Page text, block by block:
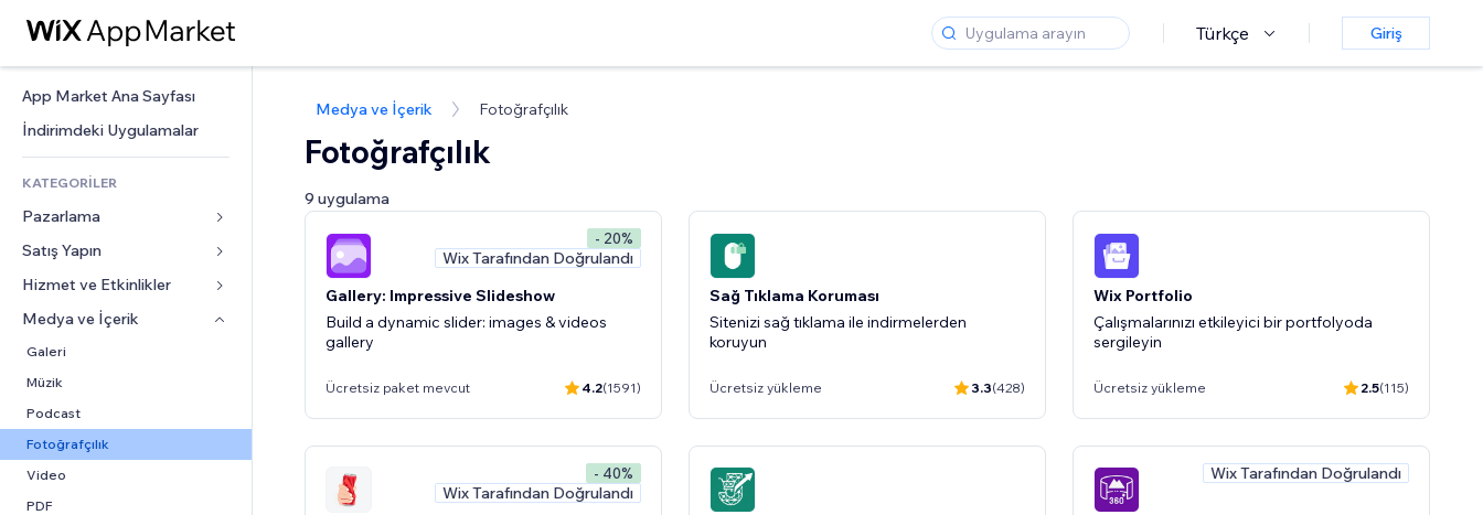
Türkçe Giriş
App Market Ana Sayfası
İndirimdeki Uygulamalar
KATEGORİLER
Pazarlama
Reklamlar
Mobil
Site Analizleri
Site Listeleri
E-posta
Satış Yapın
Mağazalar için uygulamalar
Gönderim ve Teslimat
Satış Düğmeleri
Online Kurslar
Sipariş Üzerine Baskı
Muhasebe
Kuponlar ve Müşteri Sadakati
Depolama Çözümleri
Hizmet ve Etkinlikler
Oteller
Etkinlikler
Restoranlar
Emlak
Randevular
Medya ve İçerik
Galeri
Müzik
Podcast
Fotoğrafçılık
Video
PDF
Medya ve İçerik Fotoğrafçılık
Fotoğrafçılık
9 uygulama
- 20%
Wix Tarafından Doğrulandı
Gallery: Impressive Slideshow
Build a dynamic slider: images & videos
gallery
Ücretsiz paket mevcut 4.2(1591)
Sağ Tıklama Koruması
Sitenizi sağ tıklama ile indirmelerden
koruyun
Ücretsiz yükleme 3.3(428)
Wix Portfolio
Çalışmalarınızı etkileyici bir portfolyoda
sergileyin
Ücretsiz yükleme 2.5(115)
- 40%
Wix Tarafından Doğrulandı
Wix Tarafından Doğrulandı